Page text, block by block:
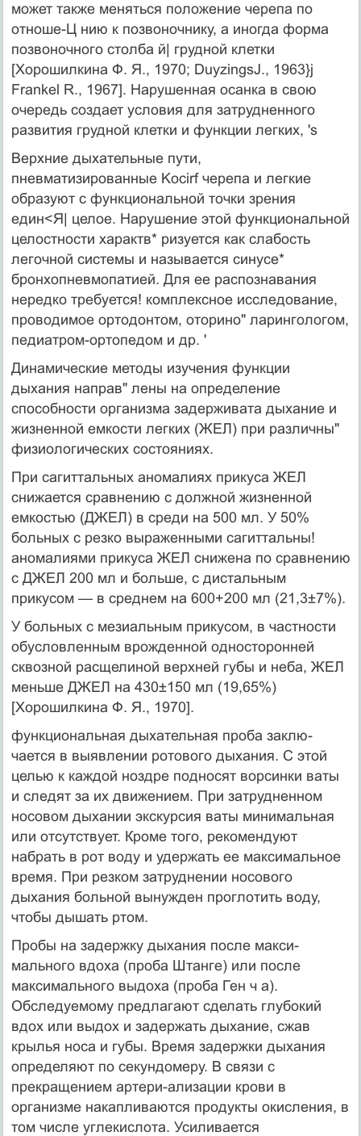
может также меняться положение черепа по
отноше-Ц нию к позвоночнику, а иногда форма
позвоночного столба й| грудной клетки
[Хорошилкина Ф. Я., 1970; DuyzingsJ., 1963}j
Frankel R., 1967]. Нарушенная осанка в свою
очередь создает условия для затрудненного
развития грудной клетки и фун­кции легких, 's
Верхние дыхательные пути,
пневматизированные Kocirf черепа и легкие
образуют с функциональной точки зрения
един<Я| целое. Нарушение этой функциональной
целостности характв* ризуется как слабость
легочной системы и называется синусе*
бронхопневмопатией. Для ее распознавания
нередко требуется! комплексное исследование,
проводимое ортодонтом, оторино" ларингологом,
педиатром-ортопедом и др. '
Динамические методы изучения функции
дыхания направ" лены на определение
способности организма задерживата дыхание и
жизненной емкости легких (ЖЕЛ) при различны"
физиологических состояниях.
При сагиттальных аномалиях прикуса ЖЕЛ
снижается сравнению с должной жизненной
емкостью (ДЖЕЛ) в среди на 500 мл. У 50%
больных с резко выраженными сагиттальны!
аномалиями прикуса ЖЕЛ снижена по сравнению
с ДЖЕЛ 200 мл и больше, с дистальным
прикусом — в среднем на 600+200 мл (21,3±7%).
У больных с мезиальным прикусом, в частности
обуслов­ленным врожденной односторонней
сквозной расщелиной верхней губы и неба, ЖЕЛ
меньше ДЖЕЛ на 430±150 мл (19,65%)
[Хорошилкина Ф. Я., 1970].
функциональная дыхательная проба заклю­
чается в выявлении ротового дыхания. С этой
целью к каждой ноздре подносят ворсинки ваты
и следят за их движением. При затрудненном
носовом дыхании экскурсия ваты минимальная
или отсутствует. Кроме того, рекомендуют
набрать в рот воду и удержать ее максимальное
время. При резком затруднении носового
дыхания больной вынужден проглотить воду,
чтобы дышать ртом.
Пробы на задержку дыхания после макси­
мального вдоха (проба Штанге) или после
максимального выдоха (проба Ген ч а).
Обследуе­мому предлагают сделать глубокий
вдох или выдох и задержать дыхание, сжав
крылья носа и губы. Время задержки дыхания
определяют по секундомеру. В связи с
прекращением артери-ализации крови в
организме накапливаются продукты окисле­ния, в
том числе углекислота. Усиливается